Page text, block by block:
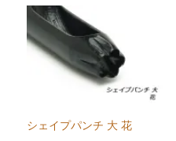
シェイプパンチ 大 花